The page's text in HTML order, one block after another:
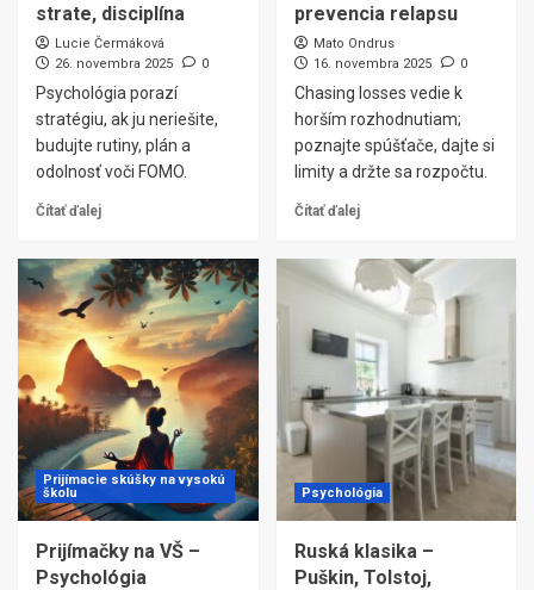
strate, disciplína
Lucie Čermáková
26. novembra 2025
0
Psychológia porazí
stratégiu, ak ju neriešite,
budujte rutiny, plán a
odolnosť voči FOMO.
Čítať ďalej
prevencia relapsu
Mato Ondrus
16. novembra 2025
0
Chasing losses vedie k
horším rozhodnutiam;
poznajte spúšťače, dajte si
limity a držte sa rozpočtu.
Čítať ďalej
Prijímacie skúšky na vysokú
školu
Prijímačky na VŠ –
Psychológia
Psychológia
Ruská klasika –
Puškin, Tolstoj,